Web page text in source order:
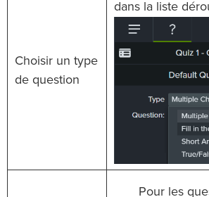
Choisir un type
de question
dans la liste
Pour les